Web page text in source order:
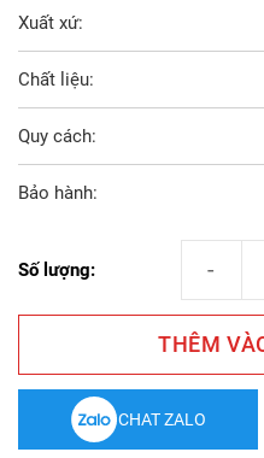
Xuất xứ:
Chất liệu:
Quy cách:
Bảo hành:
Số lượng:
THÊM
CHAT ZALO